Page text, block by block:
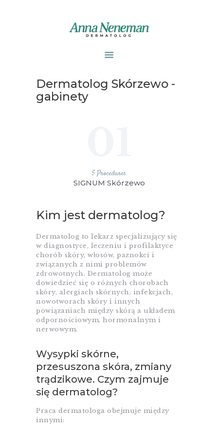
PUBLIKACJE
ZABIEGI
Dermatolog Skórzewo -
gabinety
5 Procedures
SIGNUM Skórzewo
Kim jest dermatolog?
Dermatolog to lekarz specjalizujący się
w diagnostyce, leczeniu i profilaktyce
chorób skóry, włosów, paznokci i
związanych z nimi problemów
zdrowotnych. Dermatolog może
dowiedzieć się o różnych chorobach
skóry, alergiach skórnych, infekcjach,
nowotworach skóry i innych
powiązaniach między skórą a układem
odpornościowym, hormonalnym i
nerwowym.
Wysypki skórne,
przesuszona skóra, zmiany
trądzikowe. Czym zajmuje
się dermatolog?
Praca dermatologa obejmuje między
innymi: